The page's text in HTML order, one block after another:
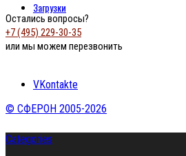
Загрузки
Остались вопросы?
+7 (495) 229-30-35
или мы можем перезвонить
VKontakte
© СФЕРОН 2005-2026
Categories